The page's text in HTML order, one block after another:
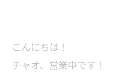
⁡こんにちは！⁡
⁡チャオ、営業中です！⁡